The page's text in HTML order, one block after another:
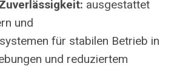
ausgestattet
und
für stabilen Betrieb in
und reduziertem